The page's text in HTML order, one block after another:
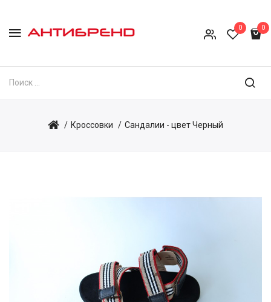
0 0
Кроссовки Сандалии - цвет Черный